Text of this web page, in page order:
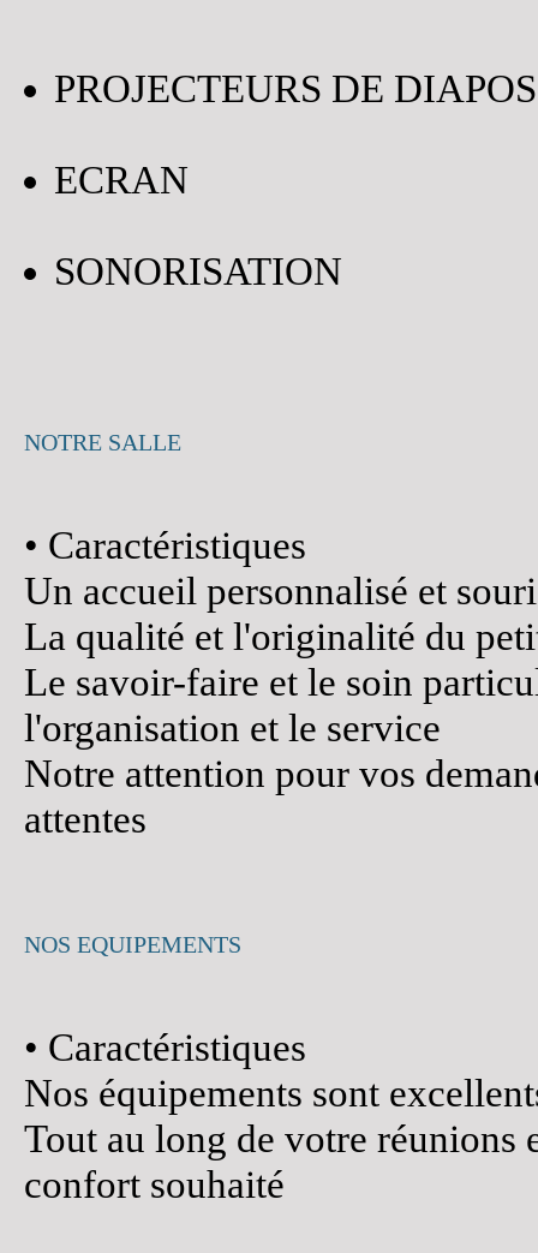
PROJECTEURS DE
ECRAN
SONORISATION
NOTRE SALLE
• Caractéristiques
Un accueil personnalisé et
La qualité et l'originalité du
Le savoir-faire et le soin
l'organisation et le service
Notre attention pour vos
attentes
NOS EQUIPEMENTS
• Caractéristiques
Nos équipements sont
Tout au long de votre réunions
confort souhaité